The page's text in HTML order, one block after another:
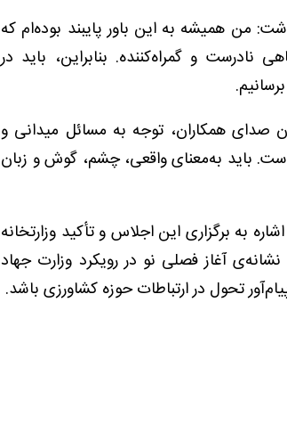
من همیشه به این باور پایبند بوده‌ام که
نادرست و گمراه‌کننده. بنابراین، باید در
صدای همکاران، توجه به مسائل میدانی و
باید به‌معنای واقعی، چشم، گوش و زبان
به برگزاری این اجلاس و تأکید وزارتخانه
آغاز فصلی نو در رویکرد وزارت جهاد
تحول در ارتباطات حوزه کشاورزی باشد.